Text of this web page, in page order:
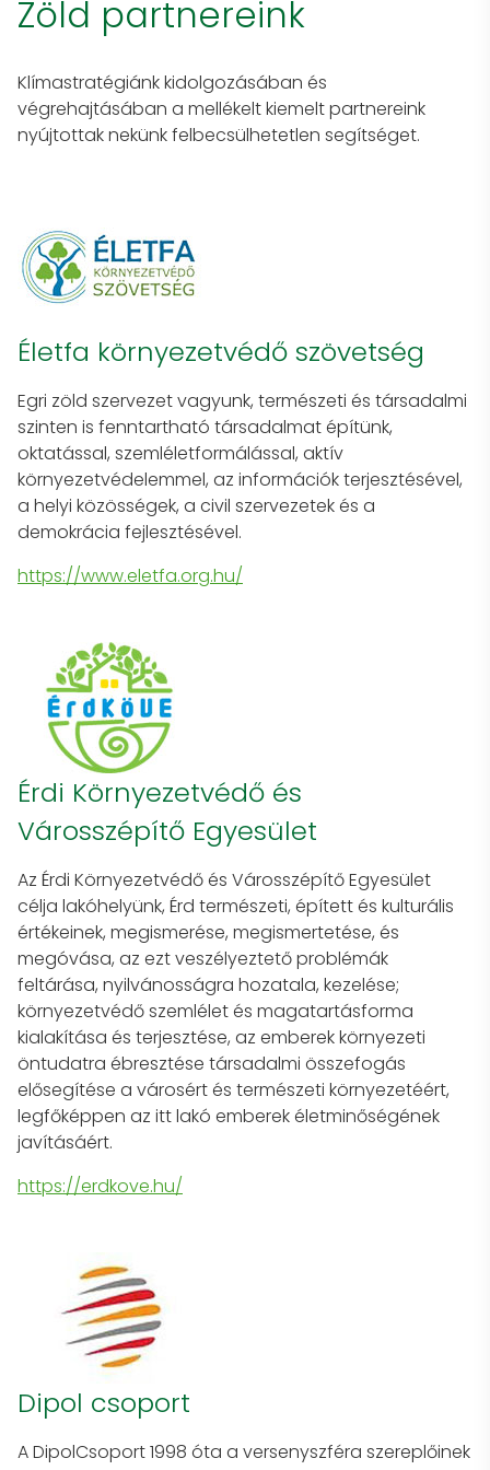
Zöld partnereink
Klímastratégiánk kidolgozásában és
végrehajtásában a mellékelt kiemelt partnereink
nyújtottak nekünk felbecsülhetetlen segítséget.
Életfa környezetvédő szövetség
Egri zöld szervezet vagyunk, természeti és társadalmi
szinten is fenntartható társadalmat építünk,
oktatással, szemléletformálással, aktív
környezetvédelemmel, az információk terjesztésével,
a helyi közösségek, a civil szervezetek és a
demokrácia fejlesztésével.
https://www.eletfa.org.hu/
Érdi Környezetvédő és
Városszépítő Egyesület
Az Érdi Környezetvédő és Városszépítő Egyesület
célja lakóhelyünk, Érd természeti, épített és kulturális
értékeinek, megismerése, megismertetése, és
megóvása, az ezt veszélyeztető problémák
feltárása, nyilvánosságra hozatala, kezelése;
környezetvédő szemlélet és magatartásforma
kialakítása és terjesztése, az emberek környezeti
öntudatra ébresztése társadalmi összefogás
elősegítése a városért és természeti környezetéért,
legfőképpen az itt lakó emberek életminőségének
javításáért.
https://erdkove.hu/
Dipol csoport
A DipolCsoport 1998 óta a versenyszféra szereplőinek